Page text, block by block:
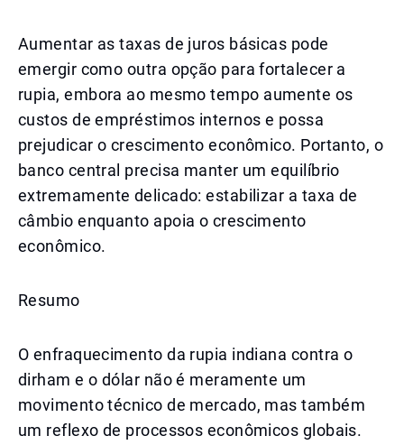
Aumentar as taxas de juros básicas pode
emergir como outra opção para fortalecer a
rupia, embora ao mesmo tempo aumente os
custos de empréstimos internos e possa
prejudicar o crescimento econômico. Portanto, o
banco central precisa manter um equilíbrio
extremamente delicado: estabilizar a taxa de
câmbio enquanto apoia o crescimento
econômico.
Resumo
O enfraquecimento da rupia indiana contra o
dirham e o dólar não é meramente um
movimento técnico de mercado, mas também
um reflexo de processos econômicos globais.